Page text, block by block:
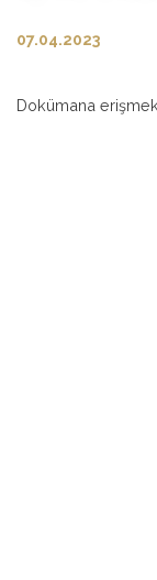
07.04.2023
Dokümana